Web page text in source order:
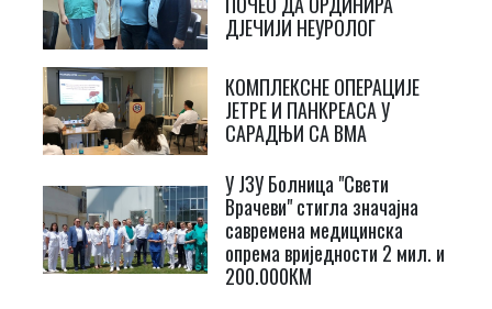
ДЈЕЧИЈИ НЕУРОЛОГ
КОМПЛЕКСНЕ ОПЕРАЦИЈЕ
ЈЕТРЕ И ПАНКРЕАСА У
САРАДЊИ СА ВМА
У ЈЗУ Болница "Свети
Врачеви" стигла значајна
савремена медицинска
опрема вриједности 2 мил. и
200.000КМ